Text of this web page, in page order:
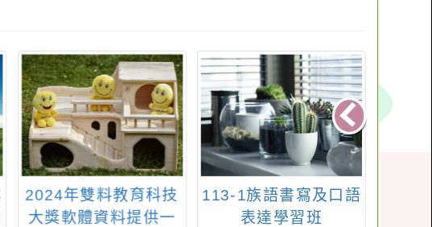
113-1族語書寫及口語
表達學習班
國立臺中教育大學辦
理「職前與在職教師